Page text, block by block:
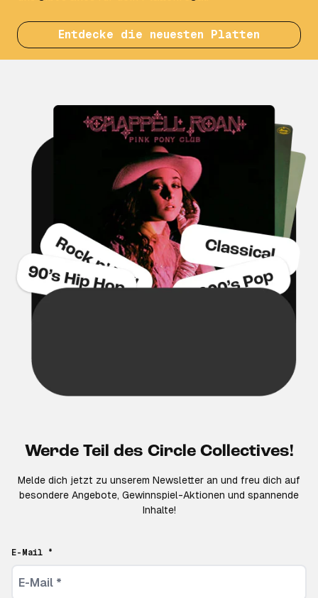
Entdecke die neuesten Platten
Werde Teil des Circle Collectives!
Melde dich jetzt zu unserem Newsletter an und freu dich auf
besondere Angebote, Gewinnspiel-Aktionen und spannende
Inhalte!
E-Mail *